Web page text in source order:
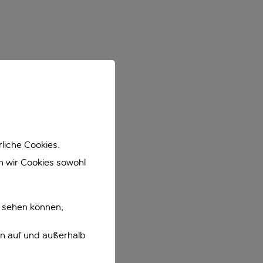
Cookies.
wir Cookies sowohl
können;
auf und außerhalb